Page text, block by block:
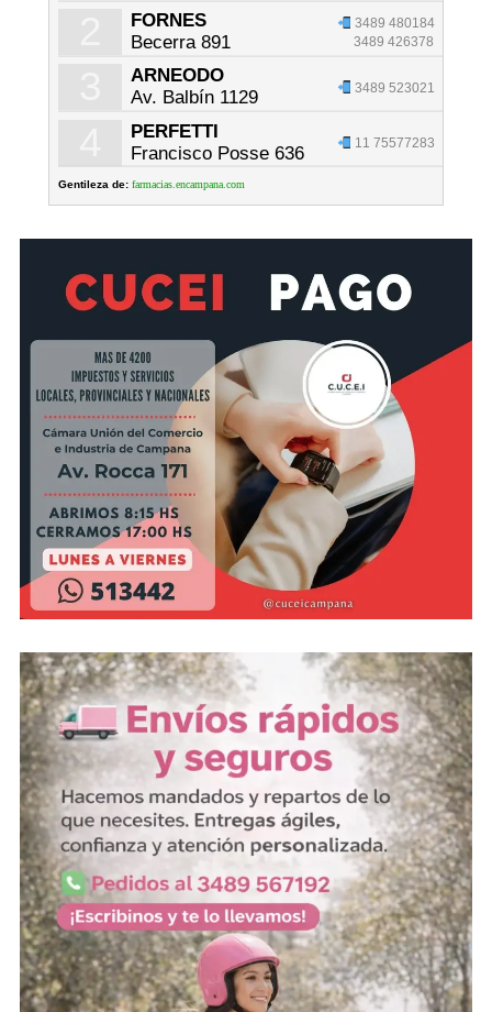
FORNES
Becerra 891
3489 480184
3489 426378
ARNEODO
Av. Balbín 1129
3489 523021
PERFETTI
Francisco Posse 636
11 75577283
Gentileza de: farmacias.encampana.com